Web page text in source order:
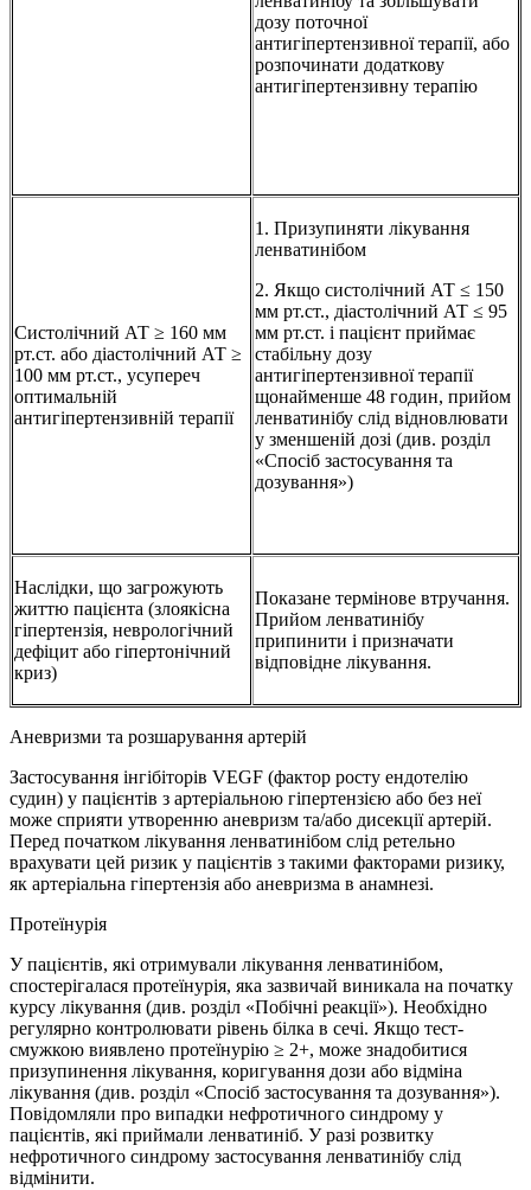
дозу поточної
антигіпертензивної терапії, або
розпочинати додаткову
антигіпертензивну терапію
Систолічний АТ ≥ 160 мм
рт.ст. або діастолічний АТ ≥
100 мм рт.ст., усупереч
оптимальній
антигіпертензивній терапії
1. Призупиняти лікування
ленватинібом
2. Якщо систолічний АТ ≤ 150
мм рт.ст., діастолічний АТ ≤ 95
мм рт.ст. і пацієнт приймає
стабільну дозу
антигіпертензивної терапії
щонайменше 48 годин, прийом
ленватинібу слід відновлювати
у зменшеній дозі (див. розділ
«Спосіб застосування та
дозування»)
Наслідки, що загрожують
життю пацієнта (злоякісна
гіпертензія, неврологічний
дефіцит або гіпертонічний
криз)
Показане термінове втручання.
Прийом ленватинібу
припинити і призначати
відповідне лікування.
Аневризми та розшарування артерій
Застосування інгібіторів VEGF (фактор росту ендотелію
судин) у пацієнтів з артеріальною гіпертензією або без неї
може сприяти утворенню аневризм та/або дисекції артерій.
Перед початком лікування ленватинібом слід ретельно
врахувати цей ризик у пацієнтів з такими факторами ризику,
як артеріальна гіпертензія або аневризма в анамнезі.
Протеїнурія
У пацієнтів, які отримували лікування ленватинібом,
спостерігалася протеїнурія, яка зазвичай виникала на початку
курсу лікування (див. розділ «Побічні реакції»). Необхідно
регулярно контролювати рівень білка в сечі. Якщо тест-
смужкою виявлено протеїнурію ≥ 2+, може знадобитися
призупинення лікування, коригування дози або відміна
лікування (див. розділ «Спосіб застосування та дозування»).
Повідомляли про випадки нефротичного синдрому у
пацієнтів, які приймали ленватиніб. У разі розвитку
нефротичного синдрому застосування ленватинібу слід
відмінити.